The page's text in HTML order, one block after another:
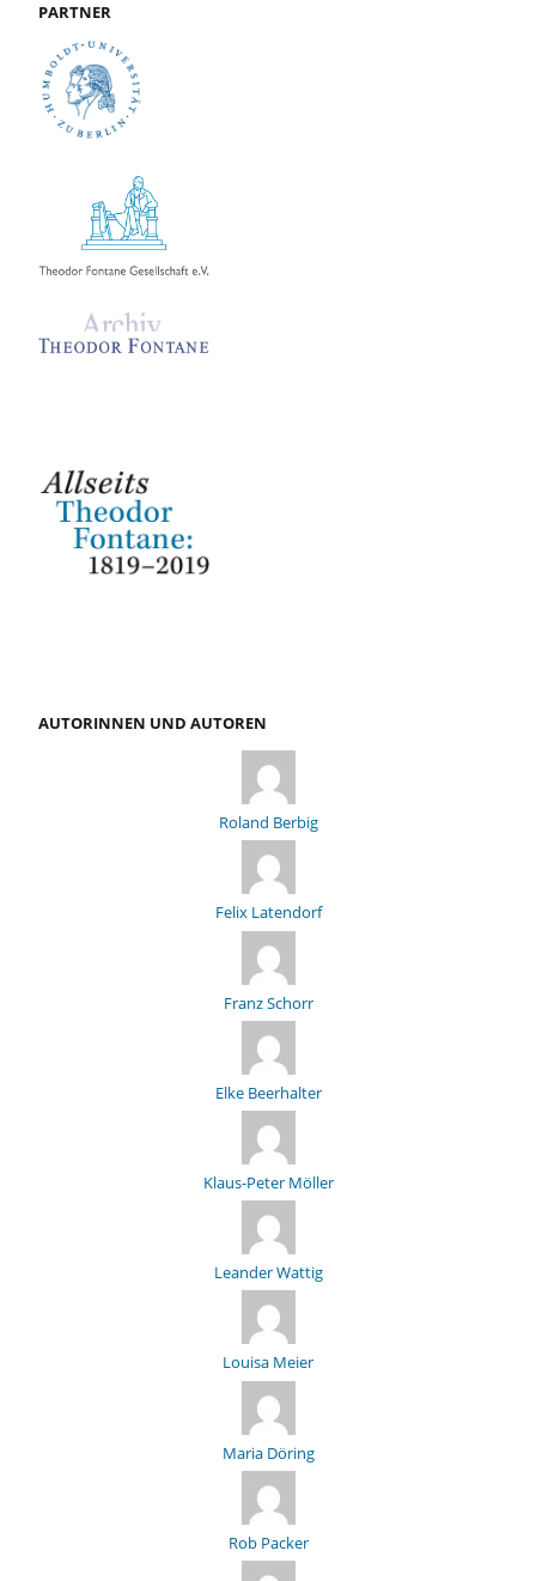
PARTNER
AUTORINNEN UND AUTOREN
Roland Berbig
Felix Latendorf
Franz Schorr
Elke Beerhalter
Klaus-Peter Möller
Leander Wattig
Louisa Meier
Maria Döring
Rob Packer